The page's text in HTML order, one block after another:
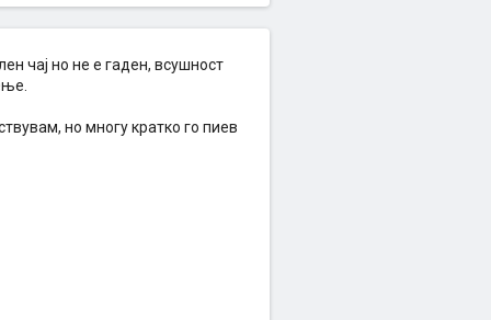
чај но не е гаден, всушност
но многу кратко го пиев